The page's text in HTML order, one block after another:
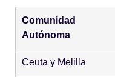
Comunidad
Autónoma
Ceuta y Melilla